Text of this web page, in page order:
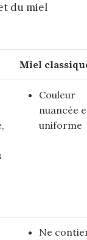
du miel
Miel
Couleur
nuancée
uniforme
Ne